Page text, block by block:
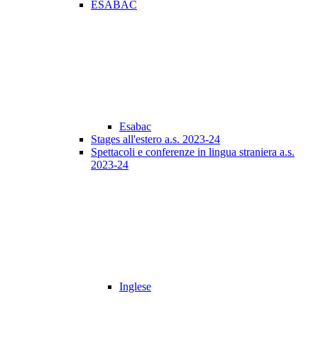
ESABAC
Esabac
Stages all'estero a.s. 2023-24
Spettacoli e conferenze in lingua straniera a.s.
2023-24
Inglese